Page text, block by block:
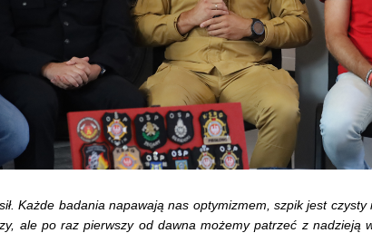
Każde badania napawają nas optymizmem, szpik jest czysty
ale po raz pierwszy od dawna możemy patrzeć z nadzieją